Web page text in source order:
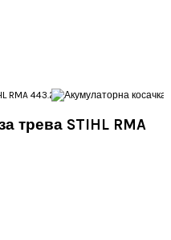
трева STIHL RMA